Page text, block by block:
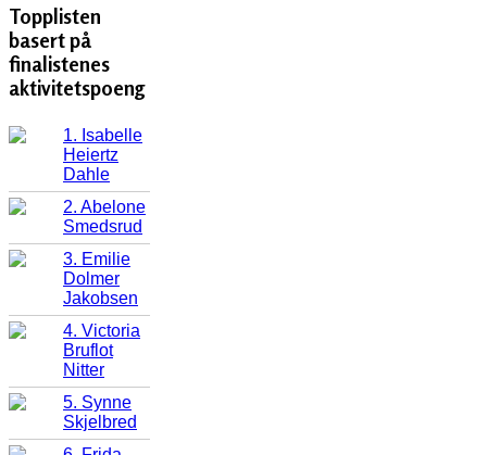
Topplisten
basert på
finalistenes
aktivitetspoeng
1. Isabelle
Heiertz
Dahle
2. Abelone
Smedsrud
3. Emilie
Dolmer
Jakobsen
4. Victoria
Bruflot
Nitter
5. Synne
Skjelbred